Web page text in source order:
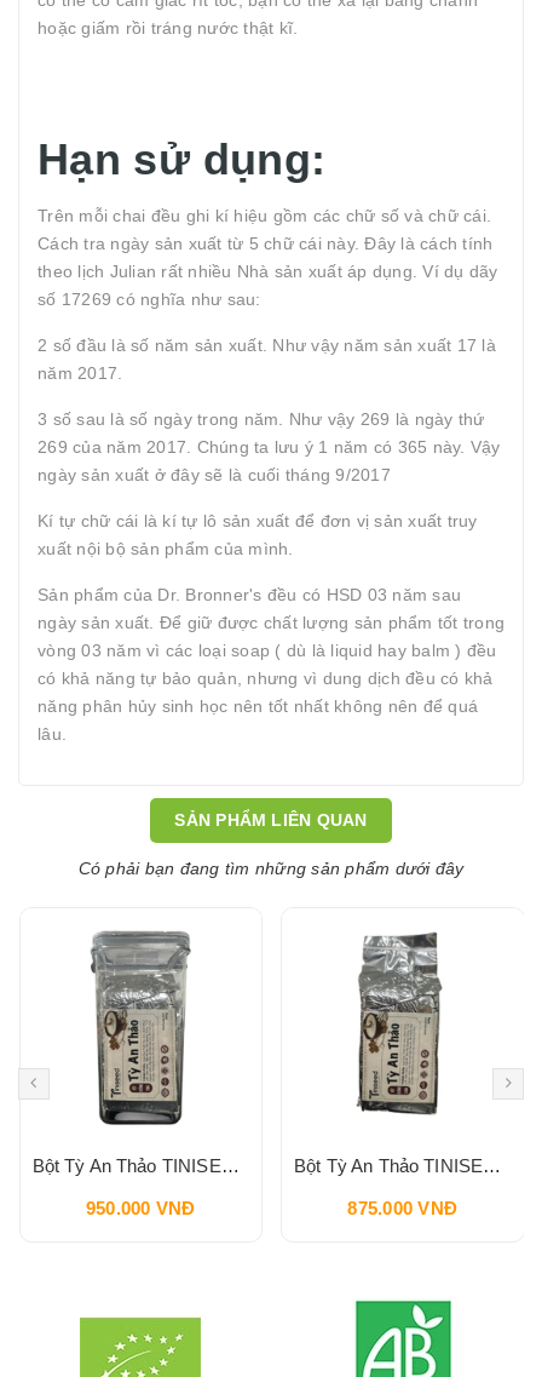
hoặc giấm rồi tráng nước thật kĩ.
Hạn sử dụng:
Trên mỗi chai đều ghi kí hiệu gồm các chữ số và chữ cái.
Cách tra ngày sản xuất từ 5 chữ cái này. Đây là cách tính
theo lịch Julian rất nhiều Nhà sản xuất áp dụng. Ví dụ dãy
số 17269 có nghĩa như sau:
2 số đầu là số năm sản xuất. Như vậy năm sản xuất 17 là
năm 2017.
3 số sau là số ngày trong năm. Như vậy 269 là ngày thứ
269 của năm 2017. Chúng ta lưu ý 1 năm có 365 này. Vậy
ngày sản xuất ở đây sẽ là cuối tháng 9/2017
Kí tự chữ cái là kí tự lô sản xuất để đơn vị sản xuất truy
xuất nội bộ sản phẩm của mình.
Sản phẩm của Dr. Bronner's đều có HSD 03 năm sau
ngày sản xuất. Để giữ được chất lượng sản phẩm tốt trong
vòng 03 năm vì các loại soap ( dù là liquid hay balm ) đều
có khả năng tự bảo quản, nhưng vì dung dịch đều có khả
năng phân hủy sinh học nên tốt nhất không nên để quá
lâu.
SẢN PHẨM LIÊN QUAN
Có phải bạn đang tìm những sản phẩm dưới đây
Bột Tỳ An Thảo TINISEED Hộp 900g
950.000 VNĐ
Bột Tỳ An Thảo TINISEED Gói Refill 900g
875.000 VNĐ